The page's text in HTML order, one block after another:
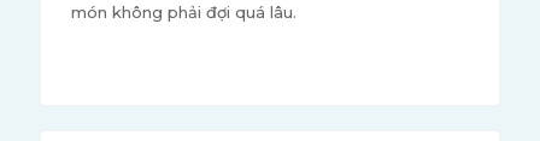
món không phải đợi quá lâu.